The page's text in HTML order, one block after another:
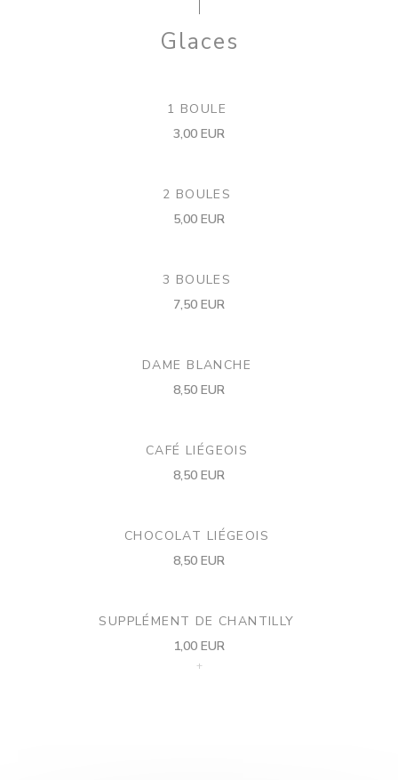
Glaces
1 BOULE
3,00 EUR
2 BOULES
5,00 EUR
3 BOULES
7,50 EUR
DAME BLANCHE
8,50 EUR
CAFÉ LIÉGEOIS
8,50 EUR
CHOCOLAT LIÉGEOIS
8,50 EUR
SUPPLÉMENT DE CHANTILLY
1,00 EUR
+